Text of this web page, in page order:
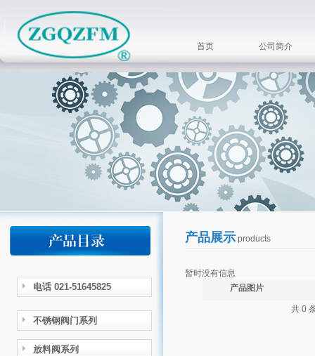
首页 公司简介
电话 021-51645825
不锈钢阀门系列
放料阀系列
产品展示products
暂时没有信息
产品图片
共 0